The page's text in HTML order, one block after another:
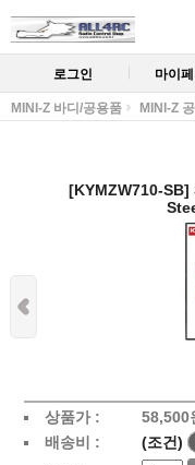
로그인 마이
MINI-Z 바디/공용품 MINI-Z
[KYMZW710-
상품가 : 58,500
배송비 : (조건)